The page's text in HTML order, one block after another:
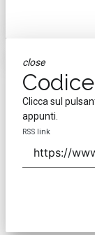
close
Clicca sul
appunti.
RSS link